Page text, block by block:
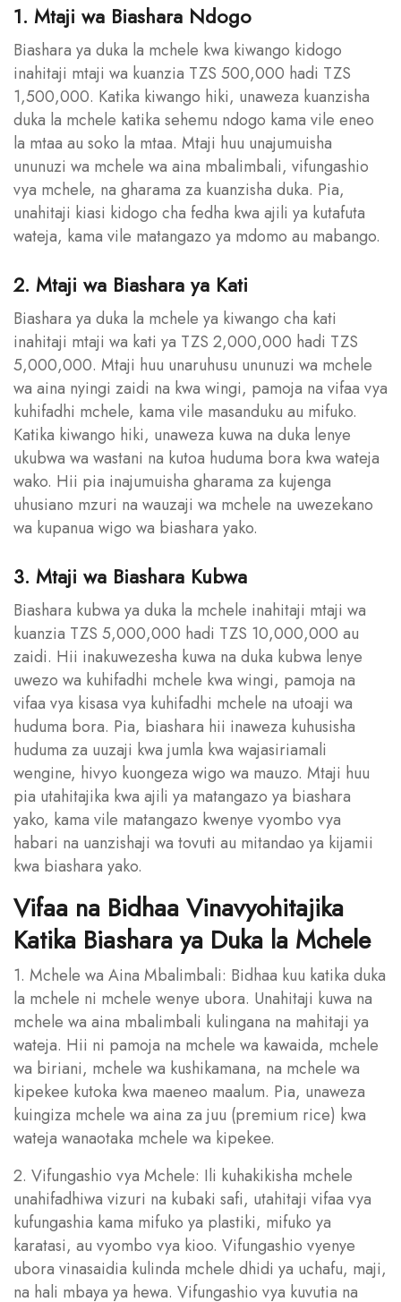
1. Mtaji wa Biashara Ndogo
Biashara ya duka la mchele kwa kiwango kidogo
inahitaji mtaji wa kuanzia TZS 500,000 hadi TZS
1,500,000. Katika kiwango hiki, unaweza kuanzisha
duka la mchele katika sehemu ndogo kama vile eneo
la mtaa au soko la mtaa. Mtaji huu unajumuisha
ununuzi wa mchele wa aina mbalimbali, vifungashio
vya mchele, na gharama za kuanzisha duka. Pia,
unahitaji kiasi kidogo cha fedha kwa ajili ya kutafuta
wateja, kama vile matangazo ya mdomo au mabango.
2. Mtaji wa Biashara ya Kati
Biashara ya duka la mchele ya kiwango cha kati
inahitaji mtaji wa kati ya TZS 2,000,000 hadi TZS
5,000,000. Mtaji huu unaruhusu ununuzi wa mchele
wa aina nyingi zaidi na kwa wingi, pamoja na vifaa vya
kuhifadhi mchele, kama vile masanduku au mifuko.
Katika kiwango hiki, unaweza kuwa na duka lenye
ukubwa wa wastani na kutoa huduma bora kwa wateja
wako. Hii pia inajumuisha gharama za kujenga
uhusiano mzuri na wauzaji wa mchele na uwezekano
wa kupanua wigo wa biashara yako.
3. Mtaji wa Biashara Kubwa
Biashara kubwa ya duka la mchele inahitaji mtaji wa
kuanzia TZS 5,000,000 hadi TZS 10,000,000 au
zaidi. Hii inakuwezesha kuwa na duka kubwa lenye
uwezo wa kuhifadhi mchele kwa wingi, pamoja na
vifaa vya kisasa vya kuhifadhi mchele na utoaji wa
huduma bora. Pia, biashara hii inaweza kuhusisha
huduma za uuzaji kwa jumla kwa wajasiriamali
wengine, hivyo kuongeza wigo wa mauzo. Mtaji huu
pia utahitajika kwa ajili ya matangazo ya biashara
yako, kama vile matangazo kwenye vyombo vya
habari na uanzishaji wa tovuti au mitandao ya kijamii
kwa biashara yako.
Vifaa na Bidhaa Vinavyohitajika
Katika Biashara ya Duka la Mchele
1. Mchele wa Aina Mbalimbali: Bidhaa kuu katika duka
la mchele ni mchele wenye ubora. Unahitaji kuwa na
mchele wa aina mbalimbali kulingana na mahitaji ya
wateja. Hii ni pamoja na mchele wa kawaida, mchele
wa biriani, mchele wa kushikamana, na mchele wa
kipekee kutoka kwa maeneo maalum. Pia, unaweza
kuingiza mchele wa aina za juu (premium rice) kwa
wateja wanaotaka mchele wa kipekee.
2. Vifungashio vya Mchele: Ili kuhakikisha mchele
unahifadhiwa vizuri na kubaki safi, utahitaji vifaa vya
kufungashia kama mifuko ya plastiki, mifuko ya
karatasi, au vyombo vya kioo. Vifungashio vyenye
ubora vinasaidia kulinda mchele dhidi ya uchafu, maji,
na hali mbaya ya hewa. Vifungashio vya kuvutia na